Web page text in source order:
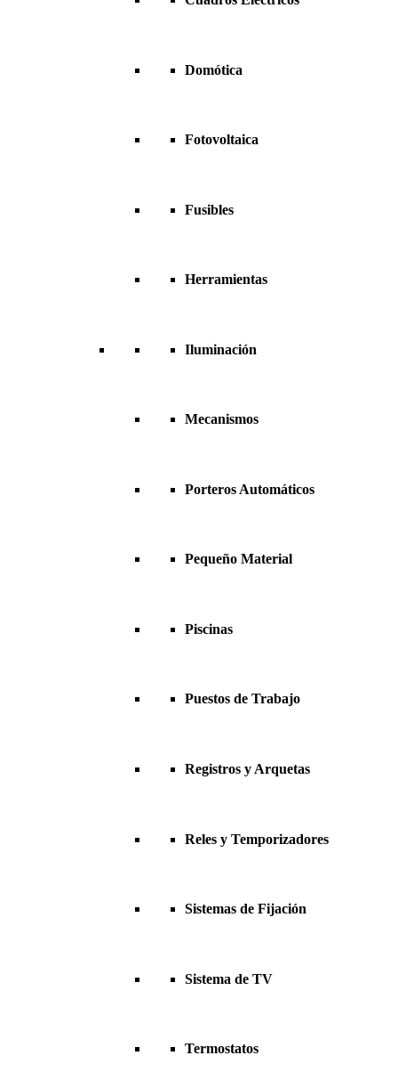
Domótica
Fotovoltaica
Fusibles
Herramientas
Iluminación
Mecanismos
Porteros Automáticos
Pequeño Material
Piscinas
Puestos de Trabajo
Registros y Arquetas
Reles y Temporizadores
Sistemas de Fijación
Sistema de TV
Termostatos